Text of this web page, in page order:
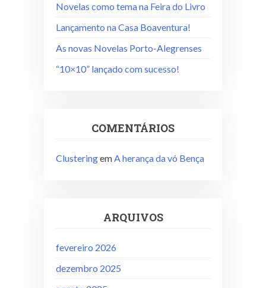
Novelas como tema na Feira do Livro
Lançamento na Casa Boaventura!
As novas Novelas Porto-Alegrenses
“10×10” lançado com sucesso!
COMENTÁRIOS
ClusteringemA herança da vó Bença
ARQUIVOS
fevereiro 2026
dezembro 2025